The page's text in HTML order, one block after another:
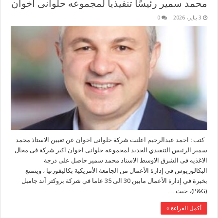
محمد سمير رئيسًا تنفيذيا لمجموعه حلوانى اخوان
3 يناير، 2026 0
كتب : احمد عبدالرحيم اعلنت شركة حلوانى اخوان عن تعيين الاستاذ محمد
سمير الرئيس التنفيذي الجديد لمجموعه حلوانى اخوان اكبر شركة فى مجال
الاغذيه فى الشرق الاوسط الاستاذ محمد سمير حاصل على درجة
البكالوريوس في إدارة الأعمال من الجامعة الأمريكية بكاليفورنيا ، ويتمتع
بخبرة في إدارة الأعمال مابين 30 الى 35 عاما في شركة بروكتر آند جامبل
(P&G)، حيث …
أكمل القراءة »